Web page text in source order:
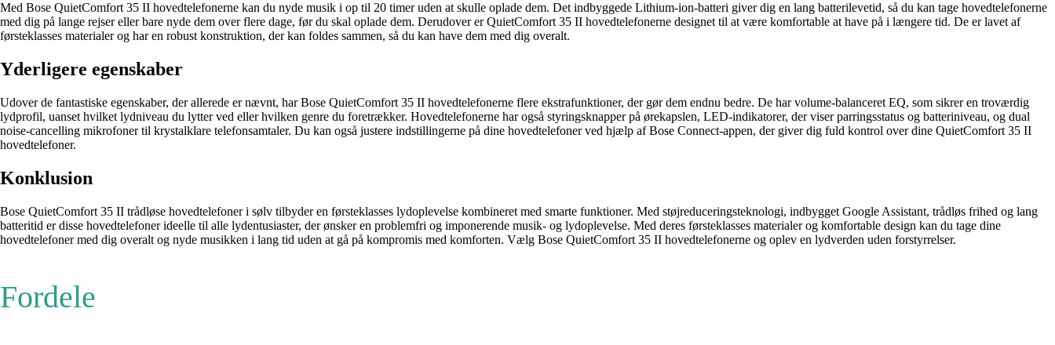
Med Bose QuietComfort 35 II hovedtelefonerne kan du nyde musik i op til 20 timer uden at skulle oplade dem. Det indbyggede Lithium-ion-batteri giver dig en lang batterilevetid, så du kan tage hovedtelefonerne
med dig på lange rejser eller bare nyde dem over flere dage, før du skal oplade dem. Derudover er QuietComfort 35 II hovedtelefonerne designet til at være komfortable at have på i længere tid. De er lavet af
førsteklasses materialer og har en robust konstruktion, der kan foldes sammen, så du kan have dem med dig overalt.
Yderligere egenskaber
Udover de fantastiske egenskaber, der allerede er nævnt, har Bose QuietComfort 35 II hovedtelefonerne flere ekstrafunktioner, der gør dem endnu bedre. De har volume-balanceret EQ, som sikrer en troværdig
lydprofil, uanset hvilket lydniveau du lytter ved eller hvilken genre du foretrækker. Hovedtelefonerne har også styringsknapper på ørekapslen, LED-indikatorer, der viser parringsstatus og batteriniveau, og dual
noise-cancelling mikrofoner til krystalklare telefonsamtaler. Du kan også justere indstillingerne på dine hovedtelefoner ved hjælp af Bose Connect-appen, der giver dig fuld kontrol over dine QuietComfort 35 II
hovedtelefoner.
Konklusion
Bose QuietComfort 35 II trådløse hovedtelefoner i sølv tilbyder en førsteklasses lydoplevelse kombineret med smarte funktioner. Med støjreduceringsteknologi, indbygget Google Assistant, trådløs frihed og lang
batteritid er disse hovedtelefoner ideelle til alle lydentusiaster, der ønsker en problemfri og imponerende musik- og lydoplevelse. Med deres førsteklasses materialer og komfortable design kan du tage dine
hovedtelefoner med dig overalt og nyde musikken i lang tid uden at gå på kompromis med komforten. Vælg Bose QuietComfort 35 II hovedtelefonerne og oplev en lydverden uden forstyrrelser.
Fordele